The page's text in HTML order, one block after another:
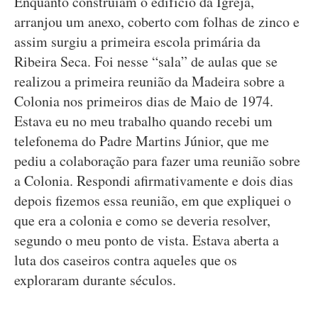
arranjou um anexo, coberto com folhas de zinco e
assim surgiu a primeira escola primária da
Ribeira Seca. Foi nesse “sala” de aulas que se
realizou a primeira reunião da Madeira sobre a
Colonia nos primeiros dias de Maio de 1974.
Estava eu no meu trabalho quando recebi um
telefonema do Padre Martins Júnior, que me
pediu a colaboração para fazer uma reunião sobre
a Colonia. Respondi afirmativamente e dois dias
depois fizemos essa reunião, em que expliquei o
que era a colonia e como se deveria resolver,
segundo o meu ponto de vista. Estava aberta a
luta dos caseiros contra aqueles que os
exploraram durante séculos.